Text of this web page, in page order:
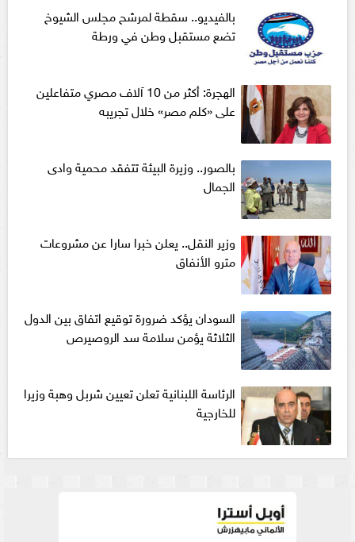
بالفيديو.. سقطة لمرشح مجلس الشيوخ
تضع مستقبل وطن في ورطة
الهجرة: أكثر من 10 آلاف مصري متفاعلين
على «كلم مصر» خلال تجريبه
بالصور.. وزيرة البيئة تتفقد محمية وادى
الجمال
وزير النقل.. يعلن خبرا سارا عن مشروعات
مترو الأنفاق
السودان يؤكد ضرورة توقيع اتفاق بين الدول
الثلاثة يؤمن سلامة سد الروصيرص
الرئاسة اللبنانية تعلن تعيين شربل وهبة وزيرا
للخارجية